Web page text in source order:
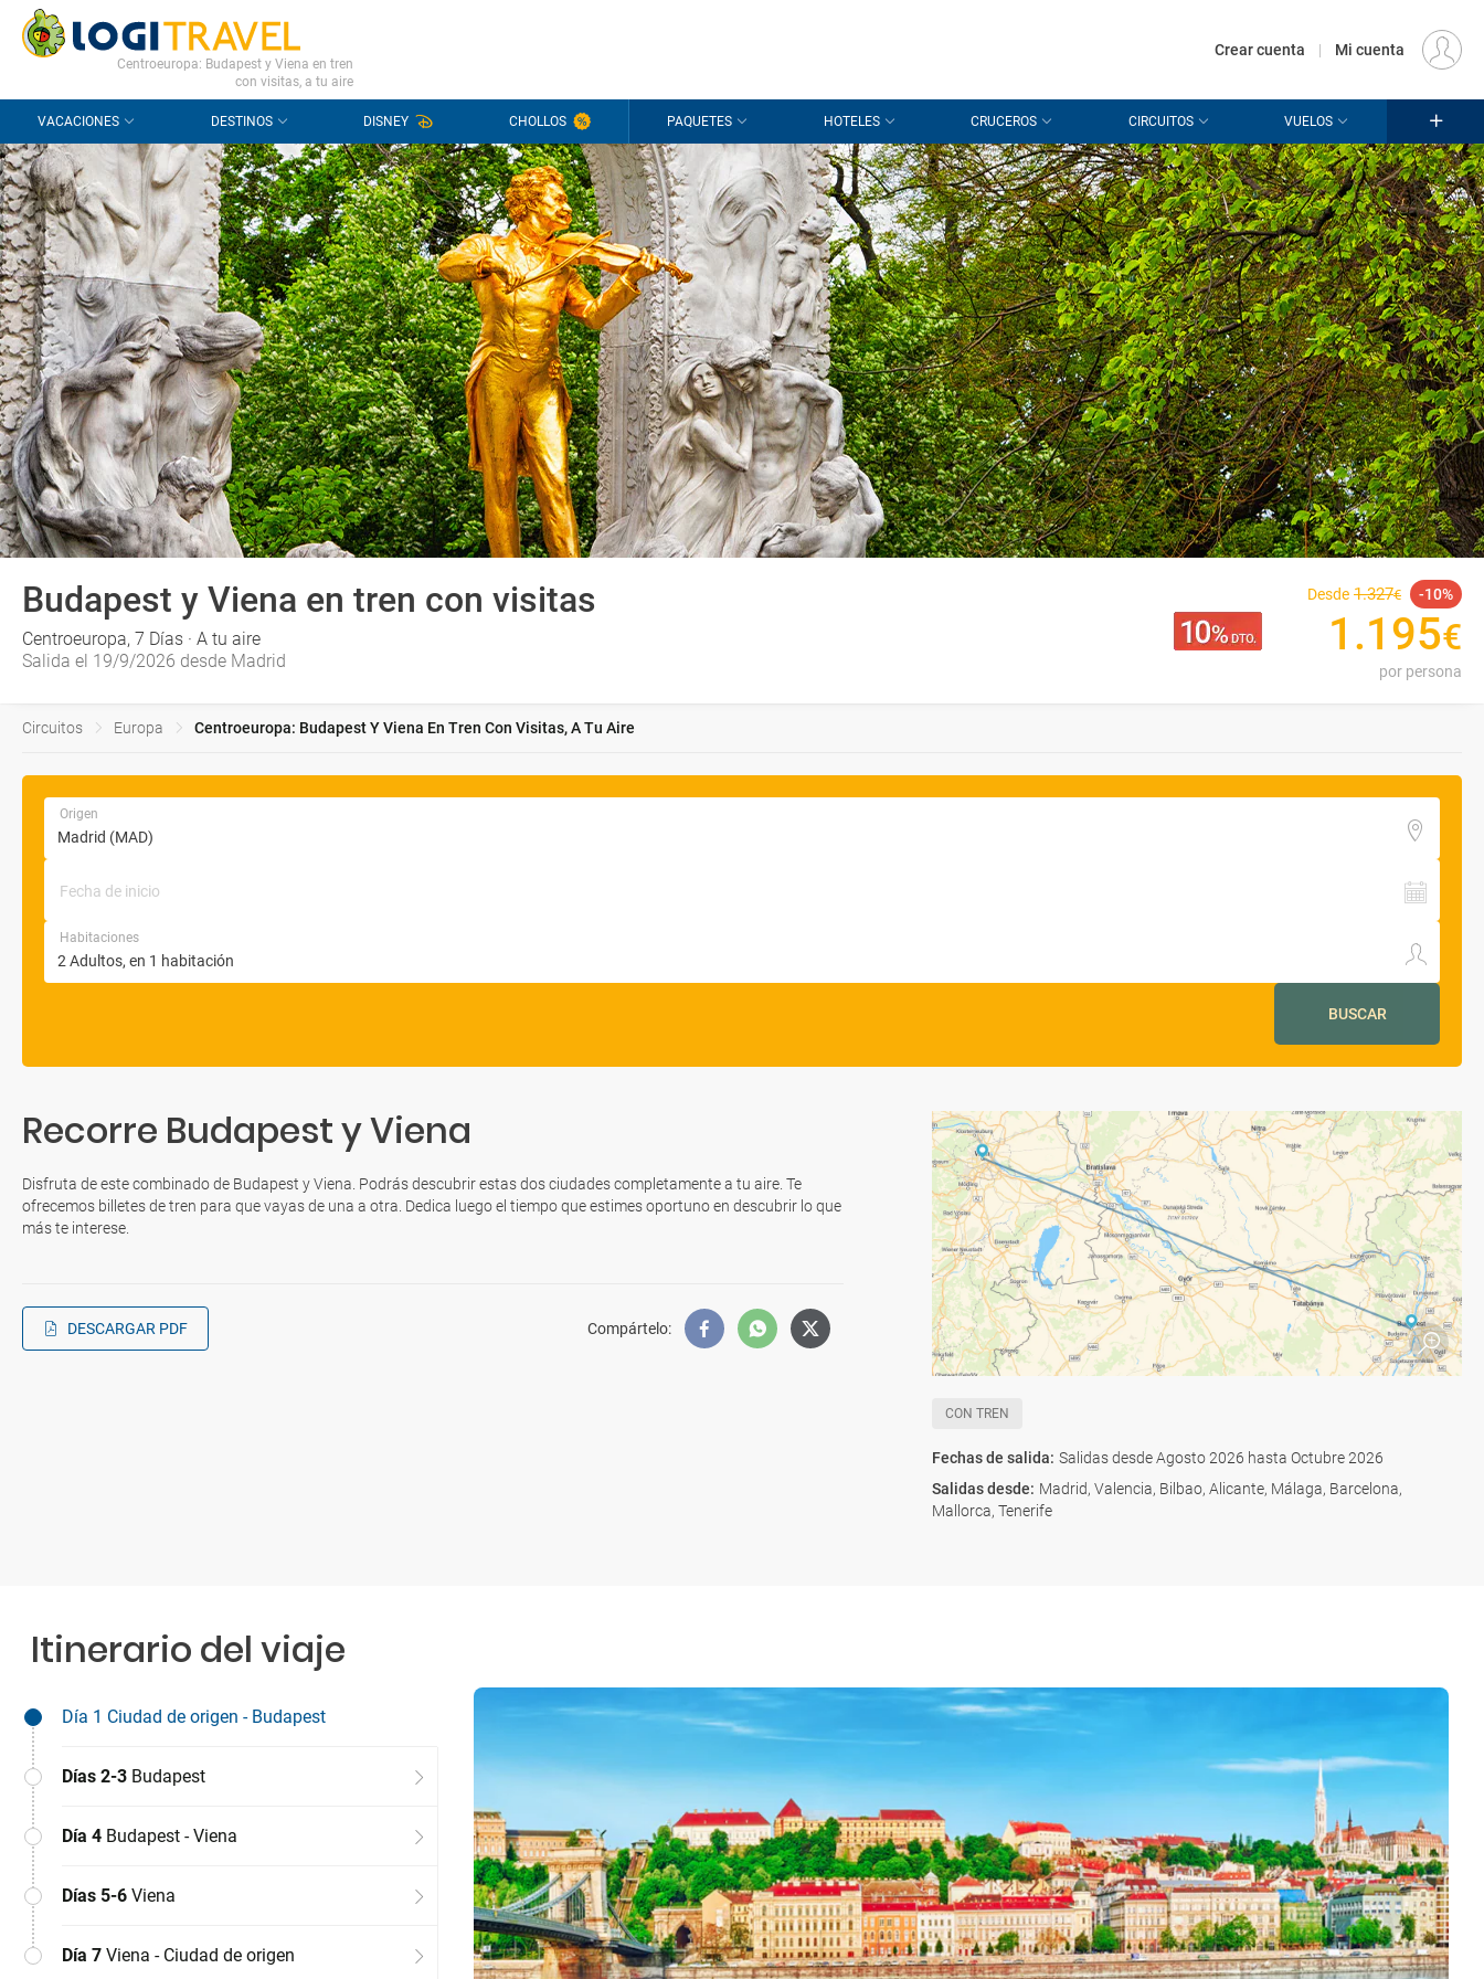
CONTACTO PREGUNTAS FRECUENTES
Centroeuropa: Budapest y Viena en tren
con visitas, a tu aire
Crear cuenta | Mi cuenta
VACACIONES DESTINOS DISNEY CHOLLOS PAQUETES HOTELES CRUCEROS CIRCUITOS VUELOS
Budapest y Viena en tren con visitas
Centroeuropa, 7 Días · A tu aire
Salida el 19/9/2026 desde Madrid
Desde 1.327€ 10
1 .195€
por persona
Circuitos Europa Centroeuropa: Budapest Y Viena En Tren Con Visitas, A Tu Aire
Origen
Fecha de inicio
Habitaciones
BUSCAR
Recorre Budapest y Viena
Disfruta de este combinado de Budapest y Viena. Podrás descubrir estas dos ciudades completamente a tu aire. Te
ofrecemos billetes de tren para que vayas de una a otra. Dedica luego el tiempo que estimes oportuno en descubrir lo que
más te interese.
DESCARGAR PDF Compártelo:
CON TREN
Fechas de salida: Salidas desde Agosto 2026 hasta Octubre 2026
Salidas desde: Madrid, Valencia, Bilbao, Alicante, Málaga, Barcelona,
Mallorca, Tenerife
Itinerario del viaje
Día 1 Ciudad de origen - Budapest
Días 2-3 Budapest
Día 4 Budapest - Viena
Días 5-6 Viena
Día 7 Viena - Ciudad de origen